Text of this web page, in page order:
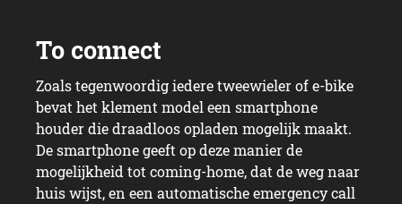
Zoals tegenwoordig iedere tweewieler of e-bike
bevat het klement model een smartphone
houder die draadloos opladen mogelijk maakt.
De smartphone geeft op deze manier de
mogelijkheid tot coming-home, dat de weg naar
huis wijst, en een automatische emergency call